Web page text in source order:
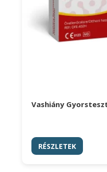
Vashiány
RÉSZLETEK